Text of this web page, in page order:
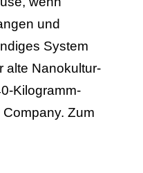
und
System
alte Nanokultur-
Kilogramm-
Zum